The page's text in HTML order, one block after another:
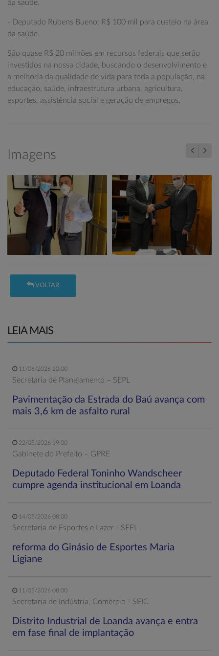
da saúde.
- Deputado Rubens Bueno: R$ 100 mil para custeio na área
da saúde.
São quase R$ 20 milhões em recursos federais que serão
investidos na nossa cidade, buscando o desenvolvimento e
a melhoria da qualidade de vida para toda a população, na
educação, saúde, infraestrutura urbana, agricultura,
esportes, assistência social e geração de empregos.
Imagens
VOLTAR
LEIA MAIS
11/06/2026 20:00
Secretaria de Planejamento – SEPL
Pavimentação da Estrada do Baú avança com
mais 3,6 km de asfalto rural
22/05/2026 19:00
Gabinete do Prefeito – GPRE
Deputado Federal Toninho Wandscheer
cumpre agenda institucional em Loanda
14/05/2026 08:00
Secretaria de Esportes e Lazer - SEEL
reforma do Ginásio de Esportes Maria
Ligiane
11/05/2026 08:00
Secretaria de Indústria, Comércio - SEIC
Distrito Industrial de Loanda avança e entra
em fase final de implantação